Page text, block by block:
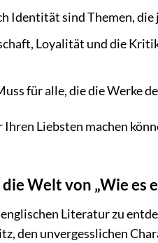
Identität sind Themen,
Loyalität und die
für alle, die die Werke
Ihren Liebsten machen
Welt von „Wie es
Literatur zu
den unvergesslichen